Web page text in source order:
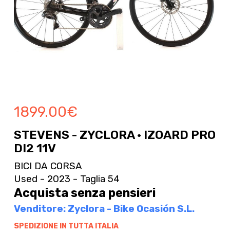
1899.00€
STEVENS - ZYCLORA · IZOARD PRO
DI2 11V
BICI DA CORSA
Used - 2023 - Taglia 54
Acquista senza pensieri
Venditore: Zyclora - Bike Ocasión S.L.
SPEDIZIONE IN TUTTA ITALIA